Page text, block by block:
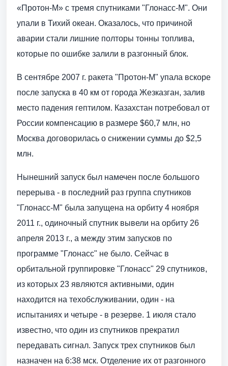
«Протон-М» с тремя спутниками "Глонасс-М". Они
упали в Тихий океан. Оказалось, что причиной
аварии стали лишние полторы тонны топлива,
которые по ошибке залили в разгонный блок.
В сентябре 2007 г. ракета "Протон-М" упала вскоре
после запуска в 40 км от города Жезказган, залив
место падения гептилом. Казахстан потребовал от
России компенсацию в размере $60,7 млн, но
Москва договорилась о снижении суммы до $2,5
млн.
Нынешний запуск был намечен после большого
перерыва - в последний раз группа спутников
"Глонасс-М" была запущена на орбиту 4 ноября
2011 г., одиночный спутник вывели на орбиту 26
апреля 2013 г., а между этим запусков по
программе "Глонасс" не было. Сейчас в
орбитальной группировке "Глонасс" 29 спутников,
из которых 23 являются активными, один
находится на техобслуживании, один - на
испытаниях и четыре - в резерве. 1 июля стало
известно, что один из спутников прекратил
передавать сигнал. Запуск трех спутников был
назначен на 6:38 мск. Отделение их от разгонного